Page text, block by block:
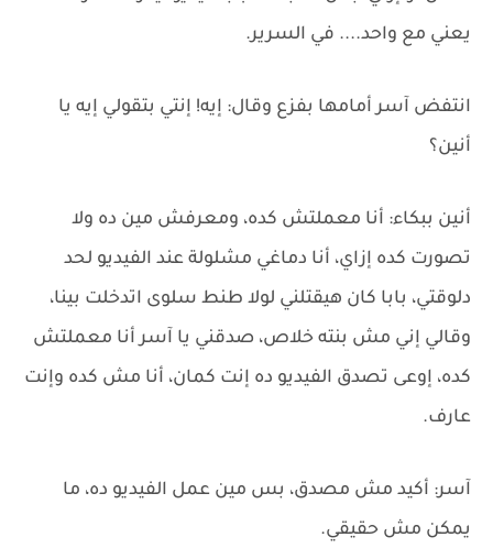
يعني مع واحد.... في السرير.
انتفض آسر أمامها بفزع وقال: إيه! إنتي بتقولي إيه يا
أنين؟
أنين ببكاء: أنا معملتش كده، ومعرفش مين ده ولا
تصورت كده إزاي، أنا دماغي مشلولة عند الفيديو لحد
دلوقتي، بابا كان هيقتلني لولا طنط سلوى اتدخلت بينا،
وقالي إني مش بنته خلاص، صدقني يا آسر أنا معملتش
كده، إوعى تصدق الفيديو ده إنت كمان، أنا مش كده وإنت
عارف.
آسر: أكيد مش مصدق، بس مين عمل الفيديو ده، ما
يمكن مش حقيقي.